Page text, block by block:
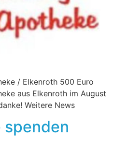
/ Elkenroth 500 Euro
aus Elkenroth im August
Weitere News
spenden